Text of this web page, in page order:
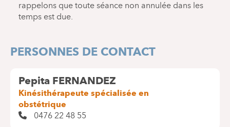
rappelons que toute séance non annulée dans les
temps est due.
PERSONNES DE CONTACT
Pepita FERNANDEZ
Kinésithérapeute spécialisée en
obstétrique
0476 22 48 55